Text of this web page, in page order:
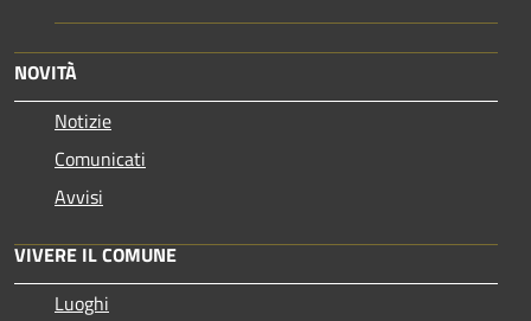
NOVITÀ
Notizie
Comunicati
Avvisi
VIVERE IL COMUNE
Luoghi